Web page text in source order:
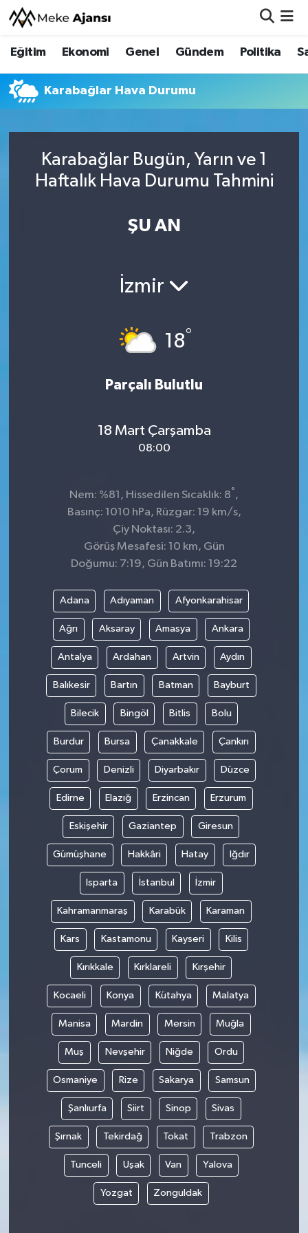
Eğitim Ekonomi Genel Gündem Politika
Karabağlar Hava Durumu
Karabağlar Bugün, Yarın ve 1
Haftalık Hava Durumu Tahmini
ŞU AN
İzmir
18°
Parçalı Bulutlu
18 Mart Çarşamba
08:00
Nem: %81, Hissedilen Sıcaklık: 8° ,
Basınç: 1010 hPa, Rüzgar: 19 km/s,
Çiy Noktası: 2.3,
Görüş Mesafesi: 10 km, Gün
Doğumu: 7:19, Gün Batımı: 19:22
Adana Adıyaman Afyonkarahisar
Ağrı Aksaray Amasya Ankara
Antalya Ardahan Artvin Aydın
Balıkesir Bartın Batman Bayburt
Bilecik Bingöl Bitlis Bolu
Burdur Bursa Çanakkale Çankırı
Çorum Denizli Diyarbakır Düzce
Edirne Elazığ Erzincan Erzurum
Eskişehir Gaziantep Giresun
Gümüşhane Hakkâri Hatay Iğdır
Isparta İstanbul İzmir
Kahramanmaraş Karabük Karaman
Kars Kastamonu Kayseri Kilis
Kırıkkale Kırklareli Kırşehir
Kocaeli Konya Kütahya Malatya
Manisa Mardin Mersin Muğla
Muş Nevşehir Niğde Ordu
Osmaniye Rize Sakarya Samsun
Şanlıurfa Siirt Sinop Sivas
Şırnak Tekirdağ Tokat Trabzon
Tunceli Uşak Van Yalova
Yozgat Zonguldak
Eğitim
Ekonomi
Gündem
Nöbetçi Eczaneler
Hava Durumu
Trafik Durumu